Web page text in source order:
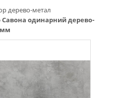
дерево-метал
одинарний дерево-
мм